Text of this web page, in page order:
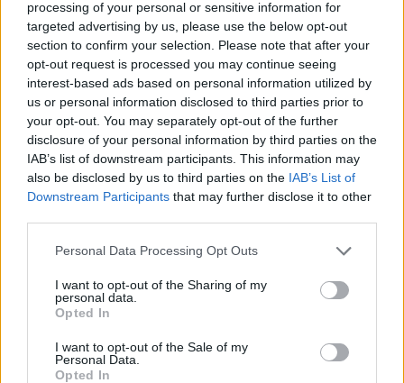
processing of your personal or sensitive information for
targeted advertising by us, please use the below opt-out
section to confirm your selection. Please note that after your
opt-out request is processed you may continue seeing
interest-based ads based on personal information utilized by
us or personal information disclosed to third parties prior to
your opt-out. You may separately opt-out of the further
disclosure of your personal information by third parties on the
IAB’s list of downstream participants. This information may
also be disclosed by us to third parties on the IAB’s List of
Downstream Participants that may further disclose it to other
Please note that this website/app uses one or more Google
not limited to your visit or usage behaviour. You may click to
grant or deny consent to Google and its third-party tags to
use your data for below specified purposes in below Google
consent section.
Personal Data Processing Opt Outs
I want to opt-out of the Sharing of my
personal data.
Opted In
I want to opt-out of the Sale of my
Personal Data.
Opted In